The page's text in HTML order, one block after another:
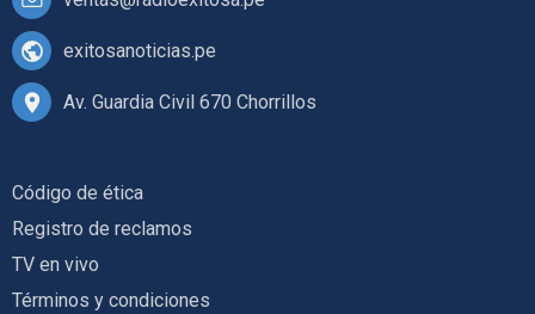
exitosanoticias.pe
Av. Guardia Civil 670 Chorrillos
Código de ética
Registro de reclamos
TV en vivo
Términos y condiciones